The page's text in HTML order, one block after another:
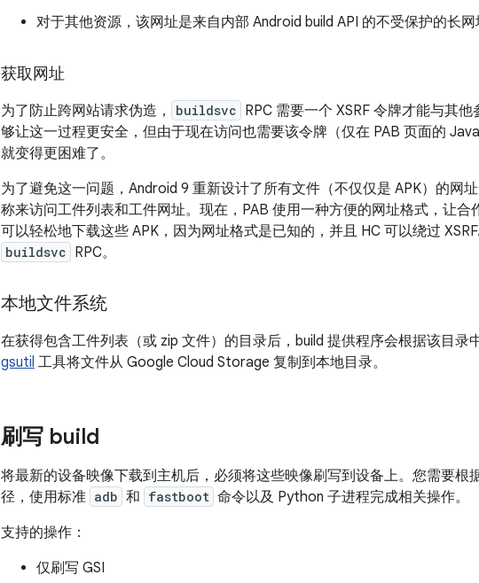
对于其他资源，该网址是来自内部 Android build API 的不受保护的长网
获取网址
为了防止跨网站请求伪造， buildsvc RPC 需要一个 XSRF 令牌才能与其
够让这一过程更安全，但由于现在访问也需要该令牌（仅在 PAB 页面的
就变得更困难了。
为了避免这一问题，Android 9 重新设计了所有文件（不仅仅是 APK）的网
称来访问工件列表和工件网址。现在，PAB 使用一种方便的网址格式，让合
可以轻松地下载这些 APK，因为网址格式是已知的，并且 HC 可以绕过
buildsvc RPC。
本地文件系统
在获得包含工件列表（或 zip 文件）的目录后，build 提供程序会根据该目录
gsutil 工具将文件从 Google Cloud Storage 复制到本地目录。
刷写 build
将最新的设备映像下载到主机后，必须将这些映像刷写到设备上。您需要根
径，使用标准 adb 和 fastboot 命令以及 Python 子进程完成相关操作。
支持的操作：
仅刷写 GSI